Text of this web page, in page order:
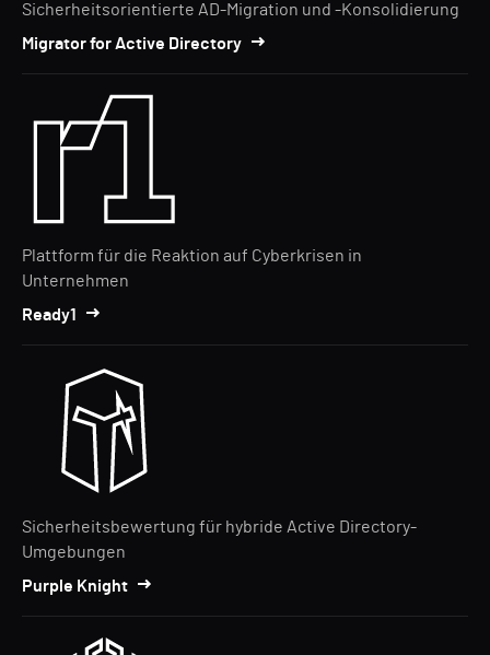
Sicherheitsorientierte AD-Migration und -Konsolidierung
Migrator for Active Directory
Plattform für die Reaktion auf Cyberkrisen in
Unternehmen
Ready1
Sicherheitsbewertung für hybride Active Directory-
Umgebungen
Purple Knight